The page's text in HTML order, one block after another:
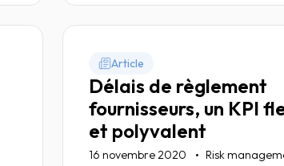
Article
Délais de règlement
fournisseurs, un KPI
et polyvalent
16 novembre 2020 Risk